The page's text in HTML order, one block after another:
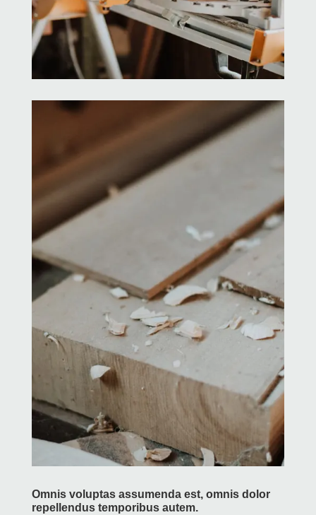
Omnis voluptas assumenda est, omnis dolor
repellendus temporibus autem.